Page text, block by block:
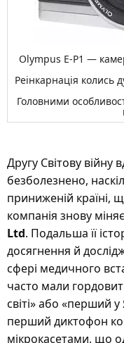
Olympus E-P1 —
Реінкарнація колись
Головними
Другу Світову війну
безболезнено,
приниженій країні,
компанія знову
Ltd. Подальша її
досягнення й
сфері медичного
часто мали
світі» або «перший у
перший диктофон
мікрокасетами, що